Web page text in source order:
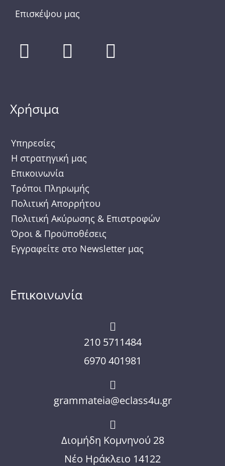
Επισκέψου μας
F
a
e
b
o
o
k
I
n
r
m
T
w
Χρήσιμα
Υπηρεσίες
Η στρατηγική μας
Επικοινωνία
Τρόποι Πληρωμής
Πολιτική Απορρήτου
Πολιτική Ακύρωσης & Επιστροφών
Όροι & Προϋποθέσεις
Εγγραφείτε στο Newsletter μας
Επικοινωνία
210 5711484
6970 401981
grammateia@eclass4u.gr
Διομήδη Κομνηνού 28
Νέο Ηράκλειο 14122